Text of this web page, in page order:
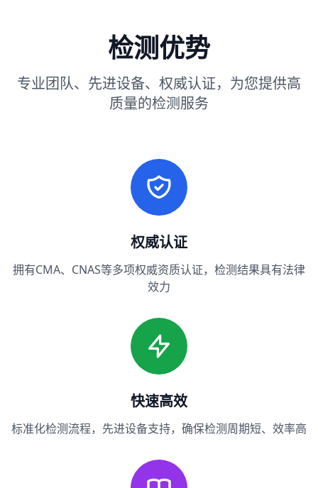
检测优势
专业团队、先进设备、权威认证，为您提供高
质量的检测服务
权威认证
拥有CMA、CNAS等多项权威资质认证，检测结果具有法律
效力
快速高效
标准化检测流程，先进设备支持，确保检测周期短、效率高